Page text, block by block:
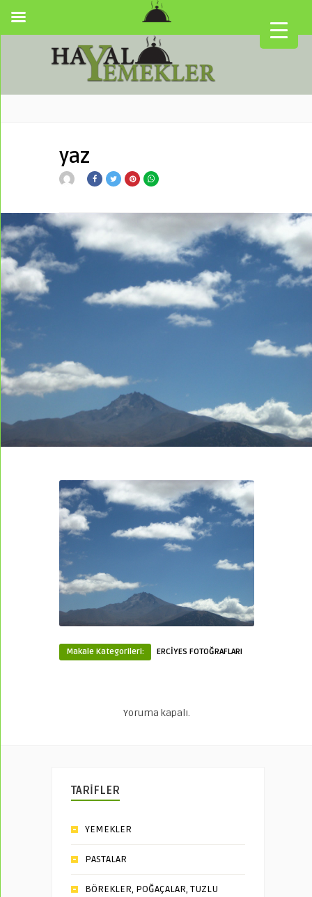
▼
yaz
Makale Kategorileri: ERCİYES FOTOĞRAFLARI
Yoruma kapalı.
TARİFLER
YEMEKLER
PASTALAR
BÖREKLER, POĞAÇALAR, TUZLU